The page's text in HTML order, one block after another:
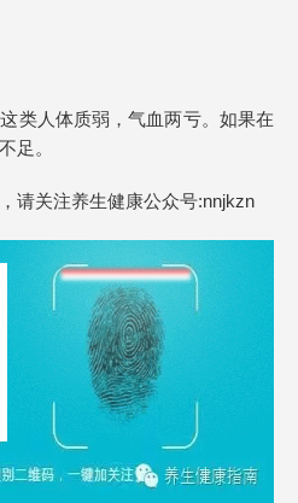
类人体质弱，气血两亏。如果在
足。
请关注养生健康公众号:nnjkzn